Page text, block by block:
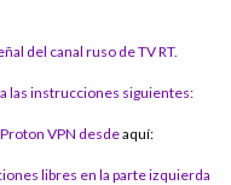
del canal ruso de TV RT.
las instrucciones siguientes:
VPN desdeaquí:
libres en la parte izquierda